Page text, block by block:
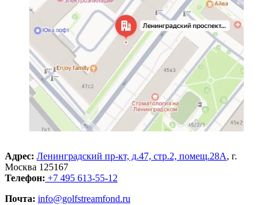
Адрес: Ленинградский пр-кт, д.47, стр.2, помещ.28А, г.
Москва 125167
Телефон: +7 495 613-55-12
Почта: info@golfstreamfond.ru